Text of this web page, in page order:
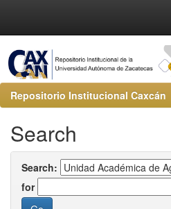
Repositorio Institucional Caxcán
Search
Search:
for